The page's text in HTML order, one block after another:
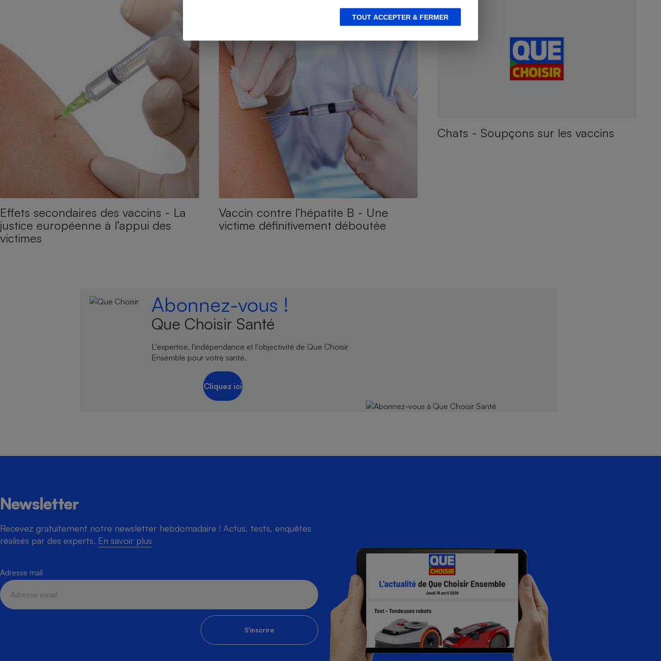
TOUT ACCEPTER & FERMER
Effets secondaires des vaccins - La
justice européenne à l’appui des
victimes
Vaccin contre l’hépatite B - Une
victime définitivement déboutée
Chats - Soupçons sur les vaccins
Abonnez-vous !
Que Choisir Santé
L'expertise, l'indépendance et l'objectivité de Que Choisir
Ensemble pour votre santé.
Cliquez ici
Newsletter
Recevez gratuitement notre newsletter hebdomadaire ! Actus, tests, enquêtes
réalisés par des experts. En savoir plus
Adresse mail
S'inscrire